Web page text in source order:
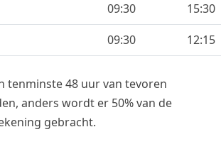
09:30
15:30
09:30 12:15
tenminste 48 uur van tevoren
anders wordt er 50% van de
gebracht.